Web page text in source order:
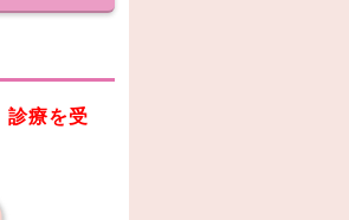
診療を受